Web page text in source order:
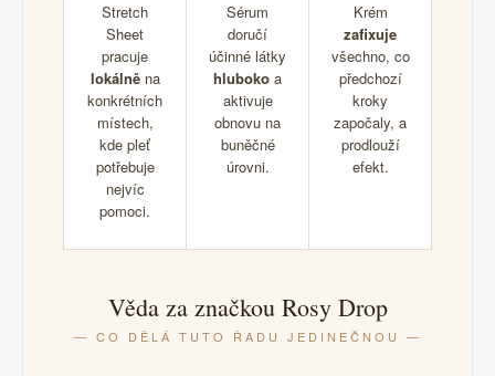
Stretch
Sheet
pracuje
lokálněna
konkrétních
místech,
kde pleť
potřebuje
nejvíc
pomoci.
Sérum
doručí
účinné látky
hluboko a
aktivuje
obnovu na
buněčné
úrovni.
Krém
zafixuje
všechno, co
předchozí
kroky
započaly, a
prodlouží
efekt.
Věda za značkou Rosy Drop
— CO DĚLÁ TUTO ŘADU JEDINEČNOU —